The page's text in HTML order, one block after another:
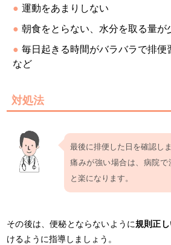
運動をあまりしない
朝食をとらない、水分を取る量が
毎日起きる時間がバラバラで排
など
対処法
最後に排便した日を確認しま
痛みが強い場合は、病院
と楽になります。
その後は、便秘とならないように規則正
けるように指導しましょう。